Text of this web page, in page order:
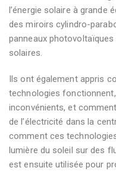
l’énergie solaire à grande
des miroirs cylindro-
panneaux
solaires.
Ils ont également appris
technologies
inconvénients, et
de l’électricité dans la
comment ces
lumière du soleil sur des
est ensuite utilisée pour